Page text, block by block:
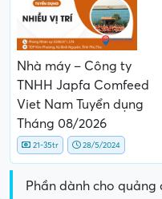
Nhà máy – Công ty
TNHH Japfa Comfeed
Viet Nam Tuyển dụng
Tháng 08/2026
21-35tr 28/5/2024
Phần dành cho quảng